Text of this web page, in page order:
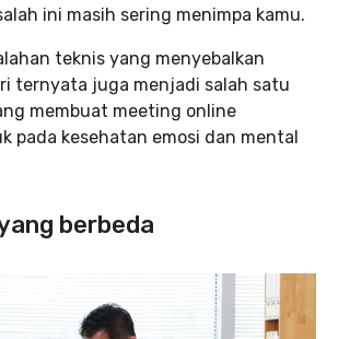
ini masih sering menimpa kamu.
teknis yang menyebalkan
ternyata juga menjadi salah satu
membuat meeting online
pada kesehatan emosi dan mental
berbeda